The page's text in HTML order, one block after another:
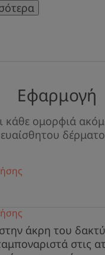
ΑΠΌ ΤΟΝ
η ιδανική
και να
τη
Εφαρμογή
κάθε ομορφιά
ευαίσθητου
άκρη του
στις